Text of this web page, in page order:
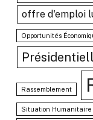
offre d'emploi
Opportunités
Rassemblement
Situation Humanitaire